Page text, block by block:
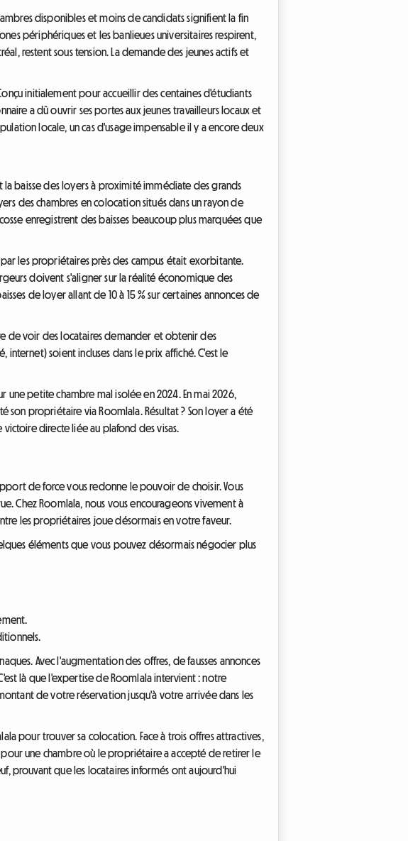
disponibles et moins de candidats signifient la fin
périphériques et les banlieues universitaires respirent,
restent sous tension. La demande des jeunes actifs et
initialement pour accueillir des centaines d'étudiants
a dû ouvrir ses portes aux jeunes travailleurs locaux et
locale, un cas d'usage impensable il y a encore deux
la baisse des loyers à proximité immédiate des grands
des chambres en colocation situés dans un rayon de
enregistrent des baisses beaucoup plus marquées que
les propriétaires près des campus était exorbitante.
doivent s'aligner sur la réalité économique des
de loyer allant de 10 à 15 % sur certaines annonces de
de voir des locataires demander et obtenir des
soient incluses dans le prix affiché. C'est le
une petite chambre mal isolée en 2024. En mai 2026,
son propriétaire via Roomlala. Résultat ? Son loyer a été
directe liée au plafond des visas.
de force vous redonne le pouvoir de choisir. Vous
Chez Roomlala, nous vous encourageons vivement à
les propriétaires joue désormais en votre faveur.
éléments que vous pouvez désormais négocier plus
Avec l'augmentation des offres, de fausses annonces
là que l'expertise de Roomlala intervient : notre
de votre réservation jusqu'à votre arrivée dans les
pour trouver sa colocation. Face à trois offres attractives,
une chambre où le propriétaire a accepté de retirer le
prouvant que les locataires informés ont aujourd'hui